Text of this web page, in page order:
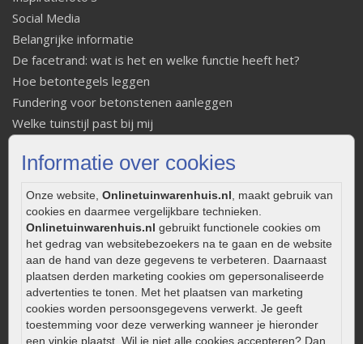
Informatie over cookies
Onze website, Onlinetuinwarenhuis.nl , maakt gebruik van
cookies en daarmee vergelijkbare technieken.
Onlinetuinwarenhuis.nl gebruikt functionele cookies om
het gedrag van websitebezoekers na te gaan en de website
aan de hand van deze gegevens te verbeteren. Daarnaast
plaatsen derden marketing cookies om gepersonaliseerde
advertenties te tonen. Met het plaatsen van marketing
cookies worden persoonsgegevens verwerkt. Je geeft
toestemming voor deze verwerking wanneer je hieronder
een vinkje plaatst. Wil je niet alle cookies accepteren? Dan
Social Media
Belangrijke informatie
De facetrand: wat is het en welke functie heeft het?
Hoe betontegels leggen
Fundering voor betonstenen aanleggen
Welke tuinstijl past bij mij
Legverbanden gebakken bestrating
Aanlegtips voor gebakken bestrating
Zelf een terras aanleggen
Kleine stadstuin inrichten
0320 – 219170
Kaapstanderweg 41
8243 RB Lelystad